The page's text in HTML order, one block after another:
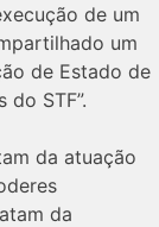
de um
um
de Estado de
STF”.
da atuação
da